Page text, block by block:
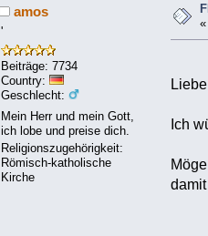
amos
'
Beiträge: 7734
Country:
Geschlecht:
Mein Herr und mein Gott,
ich lobe und preise dich.
Religionszugehörigkeit:
Römisch-katholische
Kirche
Ich